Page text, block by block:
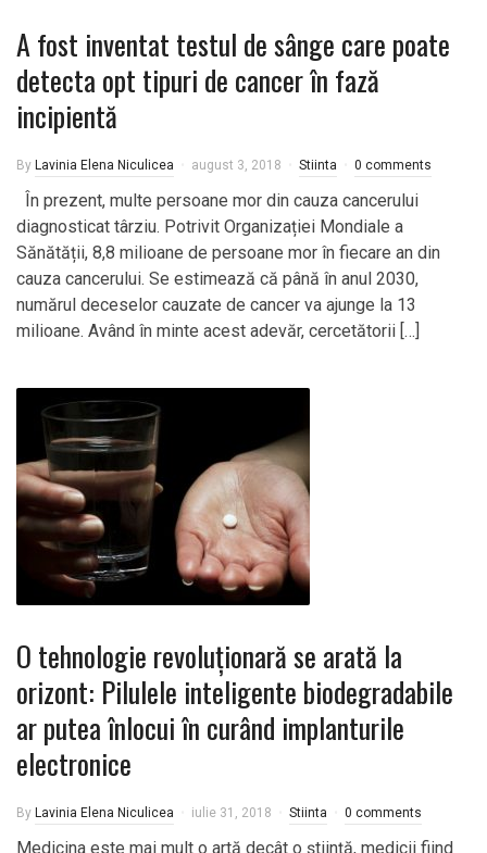
A fost inventat testul de sânge care poate
detecta opt tipuri de cancer în fază
incipientă
By Lavinia Elena Niculicea august 3, 2018 Stiinta 0 comments
În prezent, multe persoane mor din cauza cancerului
diagnosticat târziu. Potrivit Organizației Mondiale a
Sănătății, 8,8 milioane de persoane mor în fiecare an din
cauza cancerului. Se estimează că până în anul 2030,
numărul deceselor cauzate de cancer va ajunge la 13
milioane. Având în minte acest adevăr, cercetătorii […]
O tehnologie revoluţionară se arată la
orizont: Pilulele inteligente biodegradabile
ar putea înlocui în curând implanturile
electronice
By Lavinia Elena Niculicea iulie 31, 2018 Stiinta 0 comments
Medicina este mai mult o artă decât o ştiinţă, medicii fiind